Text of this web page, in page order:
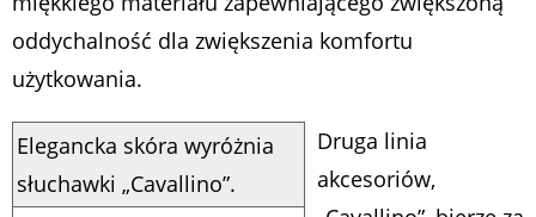
oddychalność dla zwiększenia komfortu
użytkowania.
Elegancka skóra wyróżnia
słuchawki „Cavallino”.
Druga linia
akcesoriów,